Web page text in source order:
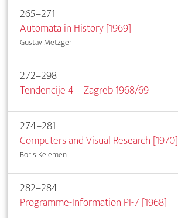
265–271
Automata in History [1969]
Gustav Metzger
272–298
Tendencije 4 – Zagreb 1968/69
274–281
Computers and Visual Research [1970]
Boris Kelemen
282–284
Programme-Information PI-7 [1968]